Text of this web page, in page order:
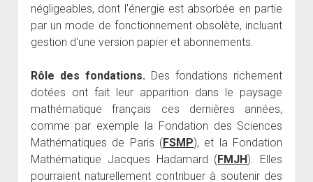
négligeables, dont l'énergie est absorbée en partie
par un mode de fonctionnement obsolète, incluant
gestion d'une version papier et abonnements.
Rôle des fondations.Des fondations richement
dotées ont fait leur apparition dans le paysage
mathématique français ces dernières années,
comme par exemple la Fondation des Sciences
Mathématiques de Paris (FSMP), et la Fondation
Mathématique Jacques Hadamard (FMJH). Elles
pourraient naturellement contribuer à soutenir des